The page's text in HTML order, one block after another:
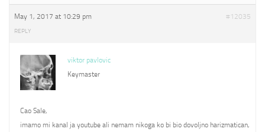
May 1, 2017 at 10:29 pm #12035
REPLY
viktor pavlovic
Keymaster
Cao Sale,
imamo mi kanal ja youtube ali nemam nikoga ko bi bio dovoljno harizmatican,